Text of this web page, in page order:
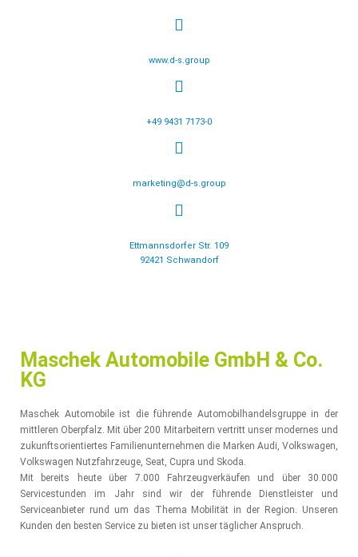
www.d-s.group
+49 9431 7173-0
marketing@d-s.group
Ettmannsdorfer Str. 109
92421 Schwandorf
Maschek Automobile GmbH & Co.
KG
Maschek Automobile ist die führende Automobilhandelsgruppe in der
mittleren Oberpfalz. Mit über 200 Mitarbeitern vertritt unser modernes und
zukunftsorientiertes Familienunternehmen die Marken Audi, Volkswagen,
Volkswagen Nutzfahrzeuge, Seat, Cupra und Skoda.
Mit bereits heute über 7.000 Fahrzeugverkäufen und über 30.000
Servicestunden im Jahr sind wir der führende Dienstleister und
Serviceanbieter rund um das Thema Mobilität in der Region. Unseren
Kunden den besten Service zu bieten ist unser täglicher Anspruch.